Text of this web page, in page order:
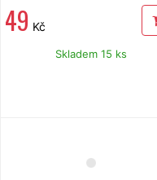
49 Kč
Skladem 15 ks